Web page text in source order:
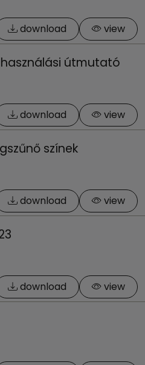
download
view
útmutató
download
view
színek
download
view
download
view